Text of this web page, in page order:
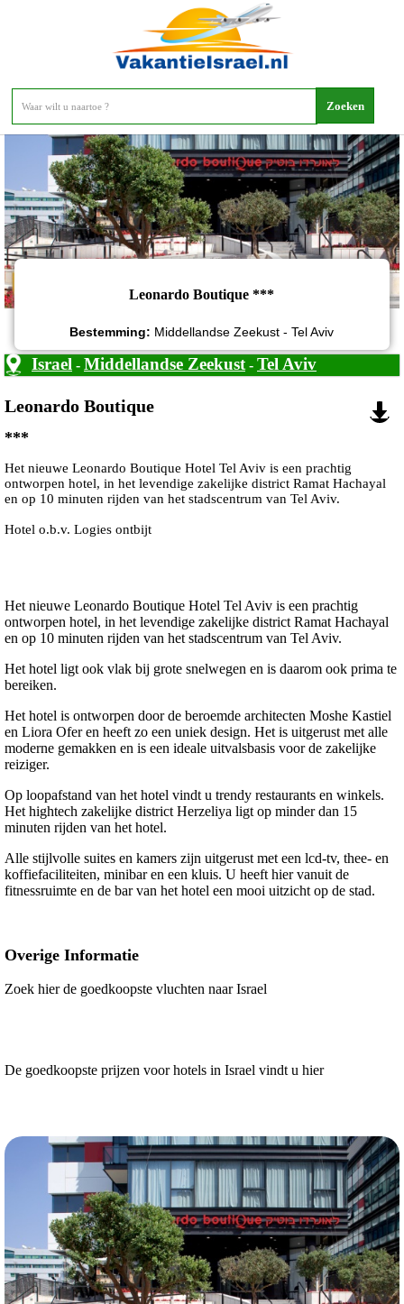
Leonardo Boutique ***
Bestemming: Middellandse Zeekust - Tel Aviv
Israel - Middellandse Zeekust - Tel Aviv
Leonardo Boutique
***
Het nieuwe Leonardo Boutique Hotel Tel Aviv is een prachtig
ontworpen hotel, in het levendige zakelijke district Ramat Hachayal
en op 10 minuten rijden van het stadscentrum van Tel Aviv.
Hotel o.b.v. Logies ontbijt
Het nieuwe Leonardo Boutique Hotel Tel Aviv is een prachtig
ontworpen hotel, in het levendige zakelijke district Ramat Hachayal
en op 10 minuten rijden van het stadscentrum van Tel Aviv.
Het hotel ligt ook vlak bij grote snelwegen en is daarom ook prima te
bereiken.
Het hotel is ontworpen door de beroemde architecten Moshe Kastiel
en Liora Ofer en heeft zo een uniek design. Het is uitgerust met alle
moderne gemakken en is een ideale uitvalsbasis voor de zakelijke
reiziger.
Op loopafstand van het hotel vindt u trendy restaurants en winkels.
Het hightech zakelijke district Herzeliya ligt op minder dan 15
minuten rijden van het hotel.
Alle stijlvolle suites en kamers zijn uitgerust met een lcd-tv, thee- en
koffiefaciliteiten, minibar en een kluis. U heeft hier vanuit de
fitnessruimte en de bar van het hotel een mooi uitzicht op de stad.
Overige Informatie
Zoek hier de goedkoopste vluchten naar Israel
De goedkoopste prijzen voor hotels in Israel vindt u hier